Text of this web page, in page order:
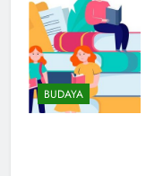
BUDAYA